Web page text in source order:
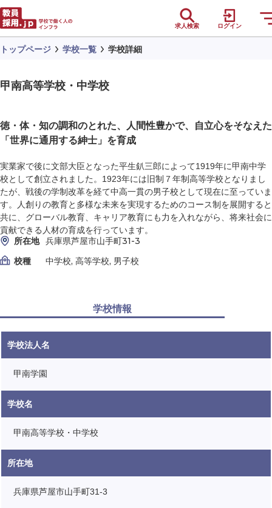
求人検索 ログイン
トップページ 学校一覧 学校詳細
甲南高等学校・中学校
徳・体・知の調和のとれた、人間性豊かで、自立心をそなえた
「世界に通用する紳士」を育成
実業家で後に文部大臣となった平生釟三郎によって1919年に甲南中学
校として創立されました。1923年には旧制７年制高等学校となりまし
たが、戦後の学制改革を経て中高一貫の男子校として現在に至っていま
す。人創りの教育と多様な未来を実現するためのコース制を展開すると
共に、グローバル教育、キャリア教育にも力を入れながら、将来社会に
貢献できる人材の育成を行っています。
所在地 兵庫県芦屋市山手町31-3
校種
中学校, 高等学校, 男子校
学校情報
学校法人名
甲南学園
学校名
甲南高等学校・中学校
所在地
兵庫県芦屋市山手町31-3